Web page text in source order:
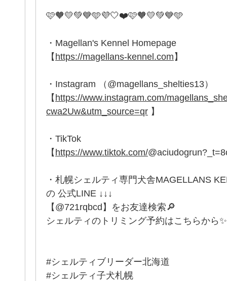
🩷🧡💛💚💙🩵💜🤍❤️🩷🧡💛💚💙🩵
・Magellan's Kennel Homepage
【https://magellans-kennel.com】
・Instagram （@magellans_shelties13）
【https://www.instagram.com/
cwa2Uw&utm_source=qr 】
・TikTok
【https://www.tiktok.com/
・札幌シェルティ専門犬舎MAGELLANS
の 公式LINE ↓↓↓
【@721rqbcd】をお友達検索🔎
シェルティのトリミング予約はこちらから✨
#シェルティブリーダー北海道
#シェルティ子犬札幌